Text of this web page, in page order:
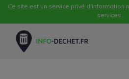
Ce site est un service privé d'information
services.